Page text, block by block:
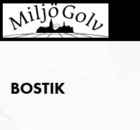
BOSTIK